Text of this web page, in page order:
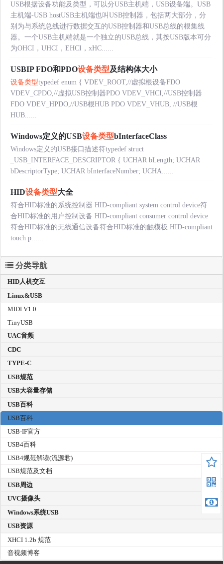
USB根据设备功能及类型，可以分USB主机端，USB设备端。USB
主机端-USB hostUSB主机端也叫USB控制器，包括两大部分，分
别为与系统总线进行数据交互的USB控制器和USB总线的根集线
器。一个USB主机端就是一个独立的USB总线，其按USB版本可分
为OHCI，UHCI，EHCI，xHC......
USBIP FDO和PDO设备类型及结构体大小
设备类型typedef enum { VDEV_ROOT,//虚拟根设备FDO
VDEV_CPDO,//虚拟USB控制器PDO VDEV_VHCI,//USB控制器
FDO VDEV_HPDO,//USB根HUB PDO VDEV_VHUB, //USB根
HUB......
Windows定义的USB设备类型bInterfaceClass
Windows定义的USB接口描述符typedef struct
_USB_INTERFACE_DESCRIPTOR { UCHAR bLength; UCHAR
bDescriptorType; UCHAR bInterfaceNumber; UCHA......
HID设备类型大全
符合HID标准的系统控制器 HID-compliant system control device符
合HID标准的用户控制设备 HID-compliant consumer control device
符合HID标准的无线通信设备符合HID标准的触模板 HID-compliant
touch p......
分类导航
HID人机交互
Linux&USB
MIDI V1.0
TinyUSB
UAC音频
CDC
TYPE-C
USB规范
USB大容量存储
USB百科
USB百科
USB-IF官方
USB4百科
USB4规范解读(流源君)
USB规范及文档
USB周边
UVC摄像头
Windows系统USB
USB资源
XHCI 1.2b 规范
音视频博客